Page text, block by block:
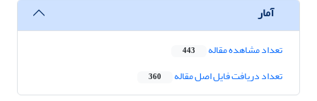
آمار
تعداد مشاهده مقاله 443
تعداد دریافت فایل اصل مقاله 360